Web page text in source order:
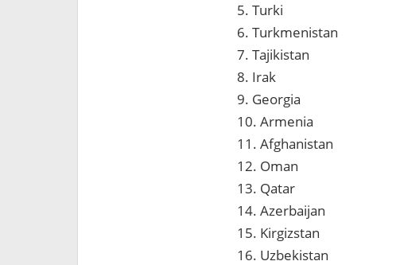
5. Turki
6. Turkmenistan
7. Tajikistan
8. Irak
9. Georgia
10. Armenia
11. Afghanistan
12. Oman
13. Qatar
14. Azerbaijan
15. Kirgizstan
16. Uzbekistan